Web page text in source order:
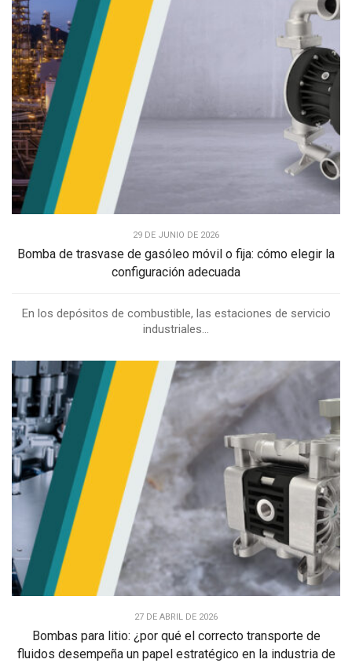
29 DE JUNIO DE 2026
Bomba de trasvase de gasóleo móvil o fija: cómo elegir la
configuración adecuada
En los depósitos de combustible, las estaciones de servicio
industriales...
27 DE ABRIL DE 2026
Bombas para litio: ¿por qué el correcto transporte de
fluidos desempeña un papel estratégico en la industria de